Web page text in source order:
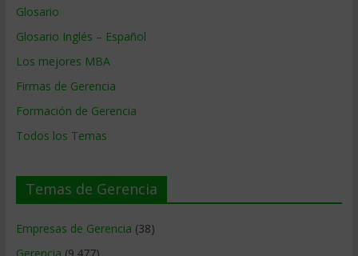
Glosario
Glosario Inglés – Español
Los mejores MBA
Firmas de Gerencia
Formación de Gerencia
Todos los Temas
Temas de Gerencia
Empresas de Gerencia (38)